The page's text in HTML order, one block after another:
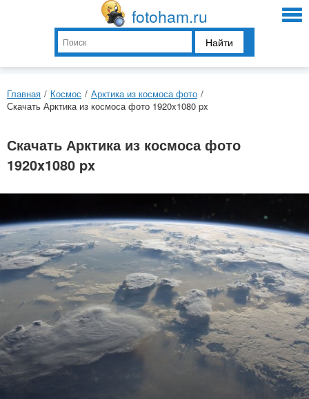
fotoham.ru
Найти
Главная / Космос / Арктика из космоса фото /
Скачать Арктика из космоса фото 1920x1080 px
Скачать Арктика из космоса фото
1920x1080 px